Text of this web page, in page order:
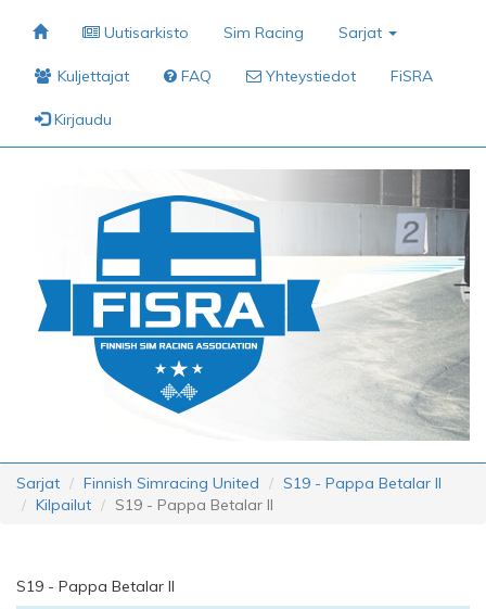
Uutisarkisto Sim Racing Sarjat
Kuljettajat FAQ Yhteystiedot FiSRA
Kirjaudu
Sarjat Finnish Simracing United
S19 - Pappa Betalar II
Kilpailut
S19 - Pappa Betalar II
S19 - Pappa Betalar II